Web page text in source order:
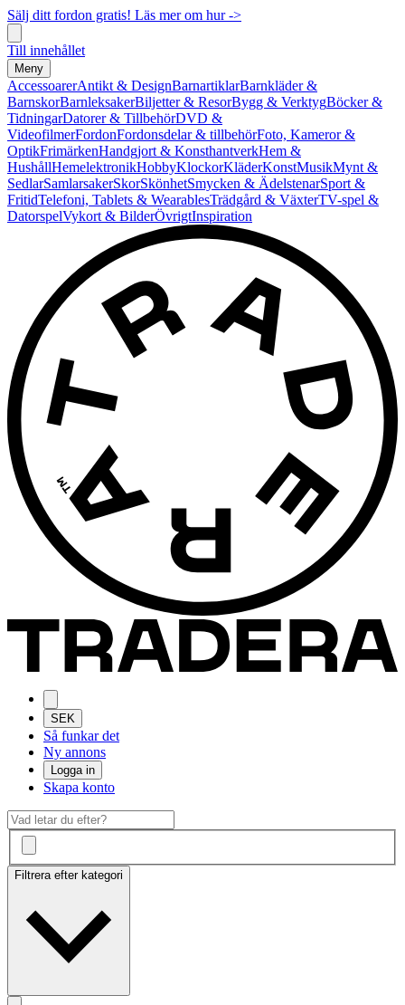
Sälj ditt fordon gratis! Läs mer om hur ->
Till innehållet
Meny
AccessoarerAntikt & DesignBarnartiklarBarnkläder &
BarnskorBarnleksakerBiljetter & ResorBygg & VerktygBöcker &
TidningarDatorer & TillbehörDVD &
VideofilmerFordonFordonsdelar & tillbehörFoto, Kameror &
OptikFrimärkenHandgjort & KonsthantverkHem &
HushållHemelektronikHobbyKlockorKläderKonstMusikMynt &
SedlarSamlarsakerSkorSkönhetSmycken & ÄdelstenarSport &
FritidTelefoni, Tablets & WearablesTrädgård & VäxterTV-spel &
DatorspelVykort & BilderÖvrigtInspiration
SEK
Så funkar det
Ny annons
Logga in
Skapa konto
Filtrera efter kategori